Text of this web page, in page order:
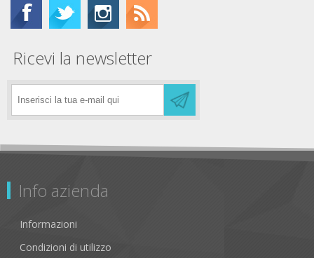
Ricevi la newsletter
Info azienda
Informazioni
Condizioni di utilizzo